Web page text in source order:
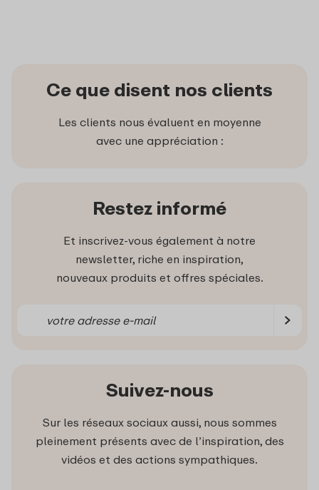
Ce que disent nos clients
Les clients nous évaluent en moyenne
avec une appréciation :
Restez informé
Et inscrivez-vous également à notre
newsletter, riche en inspiration,
nouveaux produits et offres spéciales.
Suivez-nous
Sur les réseaux sociaux aussi, nous sommes
pleinement présents avec de l’inspiration, des
vidéos et des actions sympathiques.